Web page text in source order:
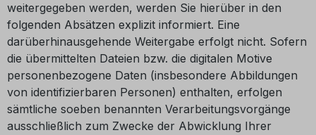
weitergegeben werden, werden Sie hierüber in den
folgenden Absätzen explizit informiert. Eine
darüberhinausgehende Weitergabe erfolgt nicht. Sofern
die übermittelten Dateien bzw. die digitalen Motive
personenbezogene Daten (insbesondere Abbildungen
von identifizierbaren Personen) enthalten, erfolgen
sämtliche soeben benannten Verarbeitungsvorgänge
ausschließlich zum Zwecke der Abwicklung Ihrer